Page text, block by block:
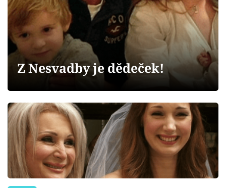
Videa
Sledujte prima+
Sledujte nás
Z Nesvadby je dědeček!